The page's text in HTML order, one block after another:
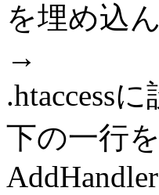
を埋め込
→
.htaccess
下の一行